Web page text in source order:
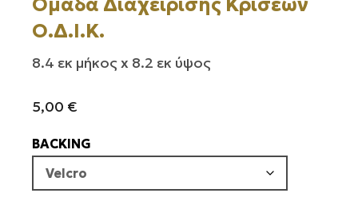
Ομάδα Διαχείρισης Κρίσεων
Ο.Δ.Ι.Κ.
8.4 εκ μήκος x 8.2 εκ ύψος
5,00 €
BACKING